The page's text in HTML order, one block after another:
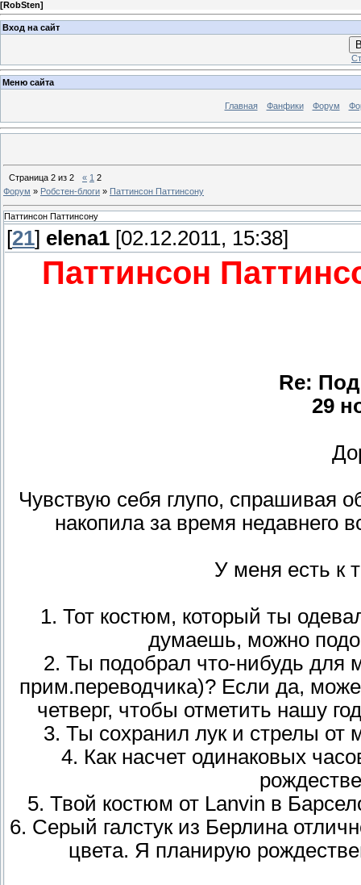
[RobSten]
Вход на сайт
Меню сайта
Главная Фанфики Форум
Страница 2 из 2 « 1 2
Форум » Робстен-блоги » Паттинсон Паттинсону
Паттинсон Паттинсону
[21] elena1 [02.12.2011, 15:38]
Паттинсон
Re:
29
Чувствую себя глупо, спрашивая
накопила за время недавнего
У меня есть к
1. Тот костюм, который ты
думаешь, можно
2. Ты подобрал что-нибудь для
прим.переводчика)? Если да,
четверг, чтобы отметить нашу
3. Ты сохранил лук и стрелы
4. Как насчет одинаковых
5. Твой костюм от Lanvin в
6. Серый галстук из Берлина
цвета. Я планирую